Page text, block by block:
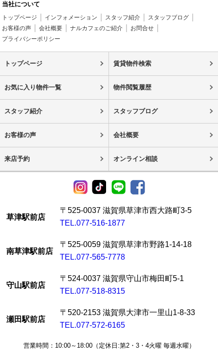
当社について
トップページ インフォメーション スタッフ紹介
スタッフブログ
お客様の声
会社概要 ナルカフェのご紹介
お問合せ
プライバシーポリシー
トップページ 賃貸物件検索
お気に入り物件一覧 物件閲覧履歴
スタッフ紹介 スタッフブログ
お客様の声 会社概要
来店予約 オンライン相談
草津駅前店
〒525-0037 滋賀県草津市西大路町3-5
TEL.077-516-1877
南草津駅前店
〒525-0059 滋賀県草津市野路1-14-18
TEL.077-565-7778
守山駅前店
〒524-0037 滋賀県守山市梅田町5-1
TEL.077-518-8315
瀬田駅前店
〒520-2153 滋賀県大津市一里山1-8-33
TEL.077-572-6165
営業時間：10:00～18:00（定休日:第2・3・4火曜 毎週水曜）